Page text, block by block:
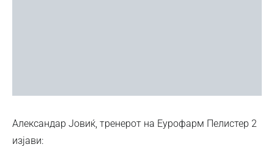
Александар Јовиќ, тренерот на Еурофарм Пелистер 2
изјави: